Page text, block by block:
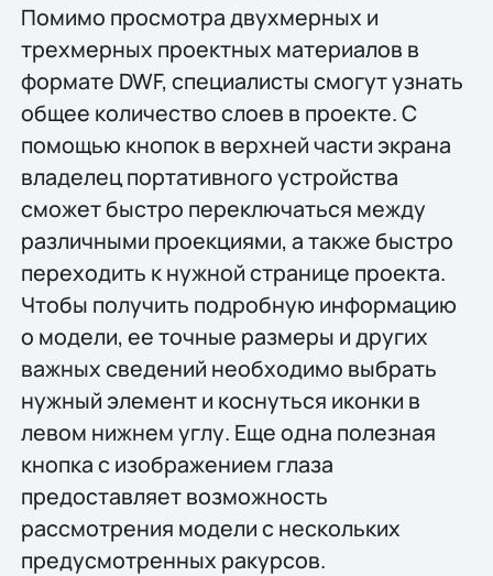
Помимо просмотра двухмерных и
трехмерных проектных материалов в
формате DWF, специалисты смогут узнать
общее количество слоев в проекте. С
помощью кнопок в верхней части экрана
владелец портативного устройства
сможет быстро переключаться между
различными проекциями, а также быстро
переходить к нужной странице проекта.
Чтобы получить подробную информацию
о модели, ее точные размеры и других
важных сведений необходимо выбрать
нужный элемент и коснуться иконки в
левом нижнем углу. Еще одна полезная
кнопка с изображением глаза
предоставляет возможность
рассмотрения модели с нескольких
предусмотренных ракурсов.